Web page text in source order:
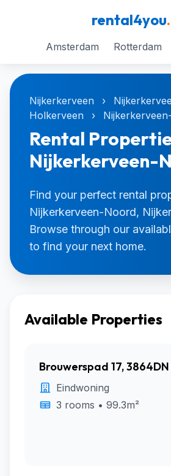
rental4you
Amsterdam Rotterdam
Nijkerkerveen ›
Holkerveen
›
Rental
Nijkerkerveen-
Find your perfect rental
Nijkerkerveen-Noord,
Browse through our
to find your next home.
Available Properties
Brouwerspad 17,
Eindwoning
3 rooms • 99.3m²